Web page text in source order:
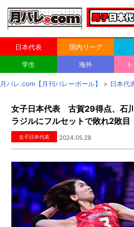
日本代表 国内リーグ
学生 海外
月バレ.com【月刊バレーボール】 > 日本代
女子日本代表 古賀29得点、石
ラジルにフルセットで敗れ2敗目
女子日本代表 2024.05.28